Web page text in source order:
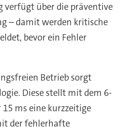
verfügt über die präventive
– damit werden kritische
bevor ein Fehler
Betrieb sorgt
Diese stellt mit dem 6-
ms eine kurzzeitige
der fehlerhafte